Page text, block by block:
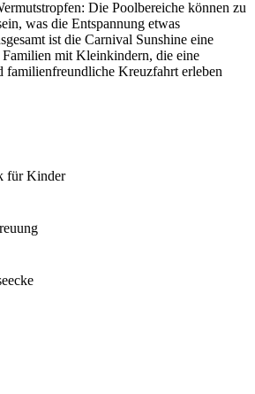
Die Poolbereiche können zu
was die Entspannung etwas
ist die Carnival Sunshine eine
mit Kleinkindern, die eine
familienfreundliche Kreuzfahrt erleben
für Kinder